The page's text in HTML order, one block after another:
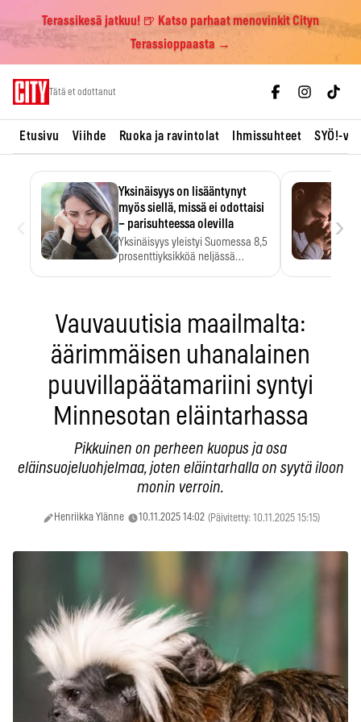
Terassikesä jatkuu! 🍺 Katso parhaat menovinkit Cityn
Terassioppaasta →
Tätä et odottanut
Etusivu Viihde Ruoka ja ravintolat Ihmissuhteet SYÖ!-
Yksinäisyys on lisääntynyt
myös siellä, missä ei odottaisi
– parisuhteessa olevilla
Yksinäisyys yleistyi Suomessa 8,5
prosenttiyksikköä neljässä
›
Vauvauutisia maailmalta:
äärimmäisen uhanalainen
puuvillapäätamariini syntyi
Minnesotan eläintarhassa
Pikkuinen on perheen kuopus ja osa
eläinsuojeluohjelmaa, joten eläintarhalla on syytä iloon
monin verroin.
Henriikka Ylänne 10.11.2025 14:02 (Päivitetty: 10.11.2025 15:15)